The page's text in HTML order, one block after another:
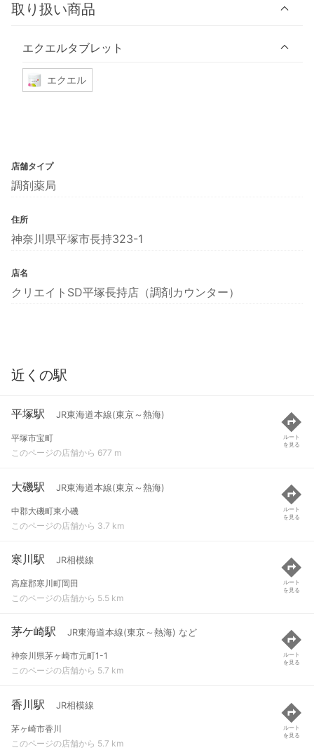
取り扱い商品
エクエルタブレット
エクエル
店舗タイプ
調剤薬局
住所
神奈川県平塚市長持323-1
店名
クリエイトSD平塚長持店（調剤カウンター）
近くの駅
平塚駅 JR東海道本線(東京～熱海)
平塚市宝町
このページの店舗から 677 m
ルート
を見る
大磯駅 JR東海道本線(東京～熱海)
中郡大磯町東小磯
このページの店舗から 3.7 km
ルート
を見る
寒川駅 JR相模線
高座郡寒川町岡田
このページの店舗から 5.5 km
ルート
を見る
茅ケ崎駅 JR東海道本線(東京～熱海) など
神奈川県茅ヶ崎市元町1-1
このページの店舗から 5.7 km
ルート
を見る
香川駅 JR相模線
茅ヶ崎市香川
このページの店舗から 5.7 km
ルート
を見る